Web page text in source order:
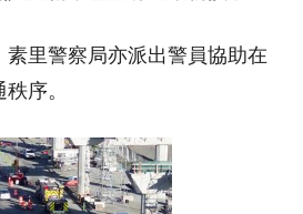
里警察局亦派出警員協助在
序。